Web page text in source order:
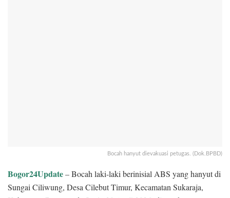
Bocah hanyut dievakuasi petugas. (Dok.BPBD)
Bogor24Update– Bocah laki-laki berinisial ABS yang hanyut di
Sungai Ciliwung, Desa Cilebut Timur, Kecamatan Sukaraja,